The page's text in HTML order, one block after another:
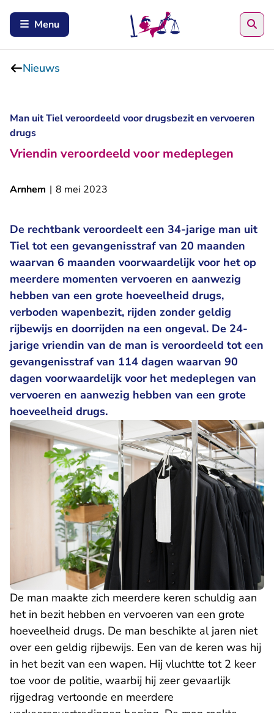
Menu
Nieuws
Man uit Tiel veroordeeld voor drugsbezit en vervoeren
drugs
Vriendin veroordeeld voor medeplegen
Arnhem | 8 mei 2023
De rechtbank veroordeelt een 34-jarige man uit
Tiel tot een gevangenisstraf van 20 maanden
waarvan 6 maanden voorwaardelijk voor het op
meerdere momenten vervoeren en aanwezig
hebben van een grote hoeveelheid drugs,
verboden wapenbezit, rijden zonder geldig
rijbewijs en doorrijden na een ongeval. De 24-
jarige vriendin van de man is veroordeeld tot een
gevangenisstraf van 114 dagen waarvan 90
dagen voorwaardelijk voor het medeplegen van
vervoeren en aanwezig hebben van een grote
hoeveelheid drugs.
De man maakte zich meerdere keren schuldig aan
het in bezit hebben en vervoeren van een grote
hoeveelheid drugs. De man beschikte al jaren niet
over een geldig rijbewijs. Een van de keren was hij
in het bezit van een wapen. Hij vluchtte tot 2 keer
toe voor de politie, waarbij hij zeer gevaarlijk
rijgedrag vertoonde en meerdere